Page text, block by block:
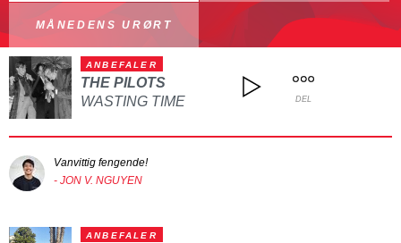
MÅNEDENS URØRT
ANBEFALER
THE PILOTS
WASTING TIME
DEL
Vanvittig fengende!
- JON V. NGUYEN
ANBEFALER